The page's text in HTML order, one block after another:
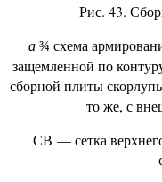
Рис. 43.
а ¾ схема
защемленной по
сборной плиты
то же, с
СВ — сетка